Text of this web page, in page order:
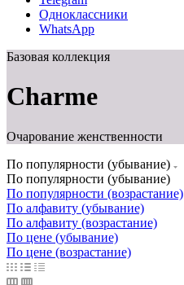
Одноклассники
WhatsApp
Базовая коллекция
Сharme
Очарование женственности
По популярности (убывание)
По популярности (убывание)
По популярности (возрастание)
По алфавиту (убывание)
По алфавиту (возрастание)
По цене (убывание)
По цене (возрастание)